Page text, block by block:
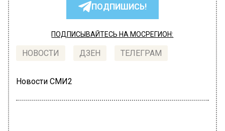
ПОДПИШИСЬ!
ПОДПИСЫВАЙТЕСЬ НА МОСРЕГИОН:
НОВОСТИ ДЗЕН ТЕЛЕГРАМ
Новости СМИ2